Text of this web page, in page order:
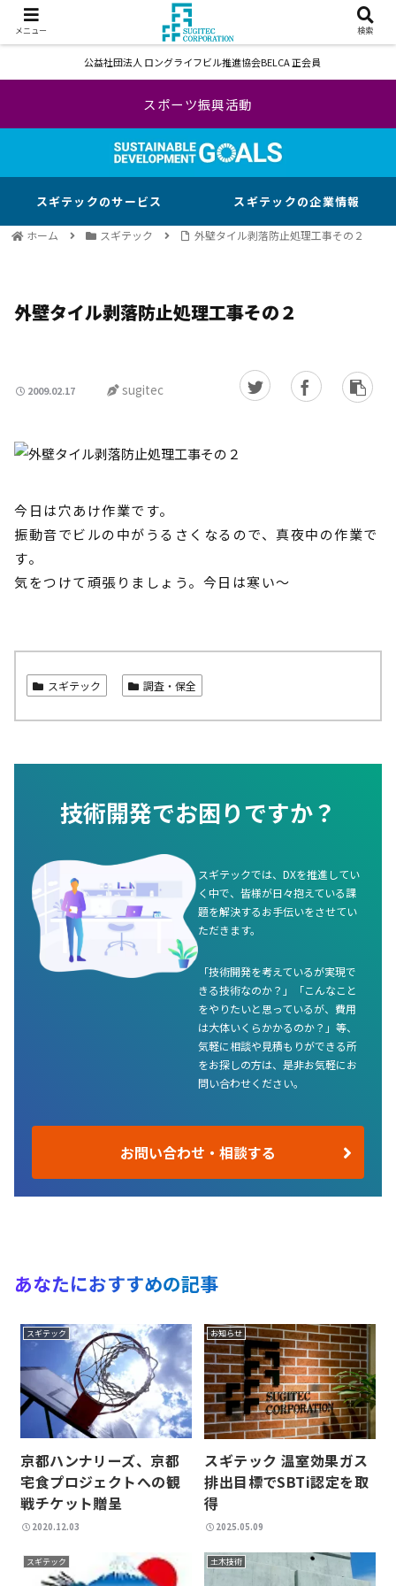
公益社団法人 ロングライフビル推進協会BELCA 正会員
スポーツ振興活動
スギテックのサービス スギテックの企業情報
ホーム スギテック 外壁タイル剥落防止処理工事その２
外壁タイル剥落防止処理工事その２
2009.02.17 sugitec
今日は穴あけ作業です。
振動音でビルの中がうるさくなるので、真夜中の作業で
す。
気をつけて頑張りましょう。今日は寒い〜
スギテック 調査・保全
技術開発でお困りですか？
スギテックでは、DXを推進してい
く中で、皆様が日々抱えている課
題を解決するお手伝いをさせてい
ただきます。
「技術開発を考えているが実現で
きる技術なのか？」「こんなこと
をやりたいと思っているが、費用
は大体いくらかかるのか？」等、
気軽に相談や見積もりができる所
をお探しの方は、是非お気軽にお
問い合わせください。
お問い合わせ・相談する
あなたにおすすめの記事
スギテック
京都ハンナリーズ、京都
宅食プロジェクトへの観
戦チケット贈呈
2020.12.03
お知らせ
スギテック 温室効果ガス
排出目標でSBTi認定を取
得
2025.05.09
スギテック 土木技術
メニュー 検索